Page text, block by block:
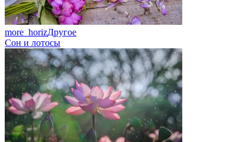
more_horizДругое
Сон и лотосы